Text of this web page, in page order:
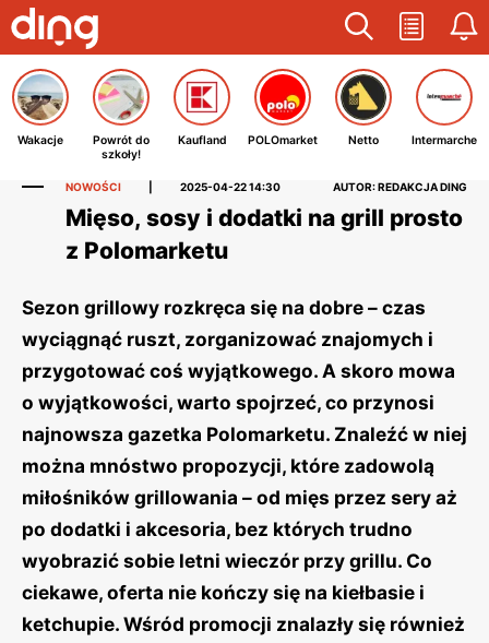
Wakacje
Powrót do
szkoły!
Kaufland POLOmarket Netto Intermarche
NOWOŚCI 2025-04-22 14:30 AUTOR: REDAKCJA DING
Mięso, sosy i dodatki na grill prosto
z Polomarketu
Sezon grillowy rozkręca się na dobre – czas
wyciągnąć ruszt, zorganizować znajomych i
przygotować coś wyjątkowego. A skoro mowa
o wyjątkowości, warto spojrzeć, co przynosi
najnowsza gazetka Polomarketu. Znaleźć w niej
można mnóstwo propozycji, które zadowolą
miłośników grillowania – od mięs przez sery aż
po dodatki i akcesoria, bez których trudno
wyobrazić sobie letni wieczór przy grillu. Co
ciekawe, oferta nie kończy się na kiełbasie i
ketchupie. Wśród promocji znalazły się również